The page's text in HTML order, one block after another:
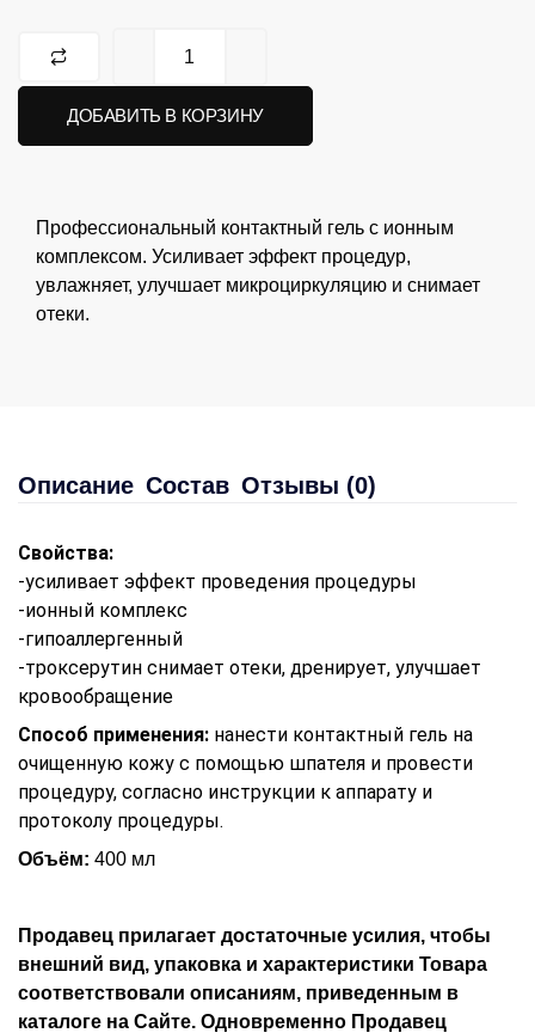
ДОБАВИТЬ В КОРЗИНУ
Профессиональный контактный гель с ионным
комплексом. Усиливает эффект процедур,
увлажняет, улучшает микроциркуляцию и снимает
отеки.
Описание Состав Отзывы (0)
Свойства:
-усиливает эффект проведения процедуры
-ионный комплекс
-гипоаллергенный
-троксерутин снимает отеки, дренирует, улучшает
кровообращение
Способ применения: нанести контактный гель на
очищенную кожу с помощью шпателя и провести
процедуру, согласно инструкции к аппарату и
протоколу процедуры.
Объём: 400 мл
Продавец прилагает достаточные усилия, чтобы
внешний вид, упаковка и характеристики Товара
соответствовали описаниям, приведенным в
каталоге на Сайте. Одновременно Продавец